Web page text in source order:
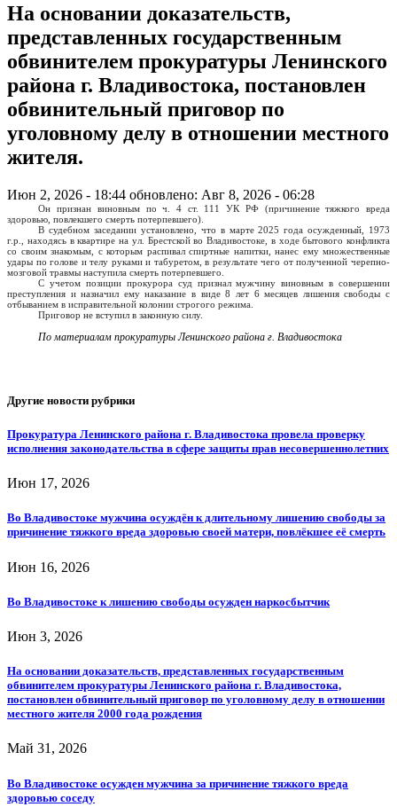
На основании доказательств,
представленных государственным
обвинителем прокуратуры Ленинского
района г. Владивостока, постановлен
обвинительный приговор по
уголовному делу в отношении местного
жителя.
Июн 2, 2026 - 18:44 обновлено: Авг 8, 2026 - 06:28
Он признан виновным по ч. 4 ст. 111 УК РФ (причинение тяжкого вреда
здоровью, повлекшего смерть потерпевшего).
В судебном заседании установлено, что в марте 2025 года осужденный, 1973
г.р., находясь в квартире на ул. Брестской во Владивостоке, в ходе бытового конфликта
со своим знакомым, с которым распивал спиртные напитки, нанес ему множественные
удары по голове и телу руками и табуретом, в результате чего от полученной черепно-
мозговой травмы наступила смерть потерпевшего.
С учетом позиции прокурора суд признал мужчину виновным в совершении
преступления и назначил ему наказание в виде 8 лет 6 месяцев лишения свободы с
отбыванием в исправительной колонии строгого режима.
Приговор не вступил в законную силу.
По материалам прокуратуры Ленинского района г. Владивостока
Другие новости рубрики
Прокуратура Ленинского района г. Владивостока провела проверку
исполнения законодательства в сфере защиты прав несовершеннолетних
Июн 17, 2026
Во Владивостоке мужчина осуждён к длительному лишению свободы за
причинение тяжкого вреда здоровью своей матери, повлёкшее её смерть
Июн 16, 2026
Во Владивостоке к лишению свободы осужден наркосбытчик
Июн 3, 2026
На основании доказательств, представленных государственным
обвинителем прокуратуры Ленинского района г. Владивостока,
постановлен обвинительный приговор по уголовному делу в отношении
местного жителя 2000 года рождения
Май 31, 2026
Во Владивостоке осужден мужчина за причинение тяжкого вреда
здоровью соседу